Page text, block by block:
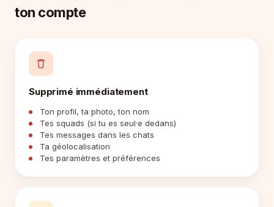
ton compte
Supprimé immédiatement
Ton profil, ta photo, ton nom
Tes squads (si tu es seul·e dedans)
Tes messages dans les chats
Ta géolocalisation
Tes paramètres et préférences